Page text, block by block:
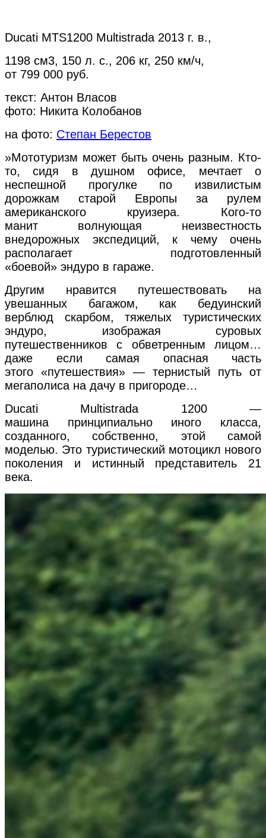
Ducati MTS1200 Multistrada 2013 г. в.,
1198 см3, 150 л. с., 206 кг, 250 км/ч,
от 799 000 руб.
текст: Антон Власов
фото: Никита Колобанов
на фото: Степан Берестов
»Мототуризм может быть очень разным. Кто-
то, сидя в душном офисе, мечтает о
неспешной прогулке по извилистым
дорожкам старой Европы за рулем
американского круизера. Кого-то
манит волнующая неизвестность
внедорожных экспедиций, к чему очень
располагает подготовленный
«боевой» эндуро в гараже.
Другим нравится путешествовать на
увешанных багажом, как бедуинский
верблюд скарбом, тяжелых туристических
эндуро, изображая суровых
путешественников с обветренным лицом…
даже если самая опасная часть
этого «путешествия» — тернистый путь от
мегаполиса на дачу в пригороде…
Ducati Multistrada 1200 —
машина принципиально иного класса,
созданного, собственно, этой самой
моделью. Это туристический мотоцикл нового
поколения и истинный представитель 21
века.